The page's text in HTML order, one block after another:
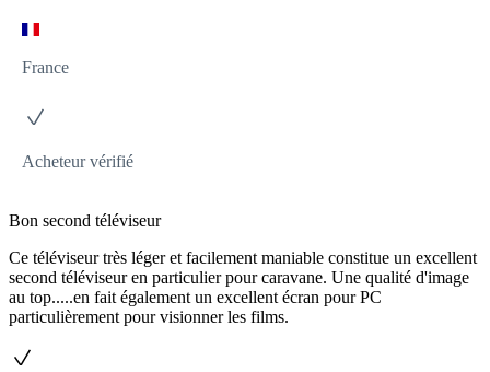
France
Acheteur vérifié
Bon second téléviseur
Ce téléviseur très léger et facilement maniable constitue un excellent
second téléviseur en particulier pour caravane. Une qualité d'image
au top.....en fait également un excellent écran pour PC
particulièrement pour visionner les films.